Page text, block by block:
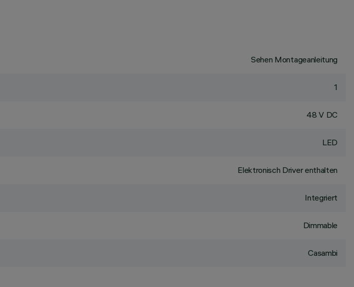
Sehen Montageanleitung
1
48 V DC
LED
Elektronisch Driver enthalten
Integriert
Dimmable
Casambi